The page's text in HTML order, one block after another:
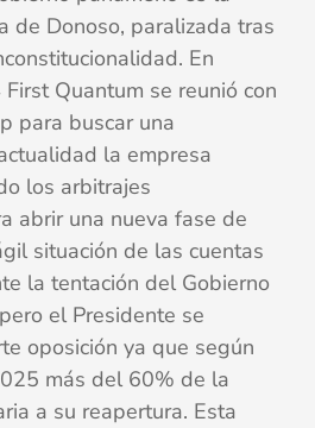
de Donoso, paralizada tras
En
Quantum se reunió con
para buscar una
la empresa
los arbitrajes
abrir una nueva fase de
situación de las cuentas
la tentación del Gobierno
el Presidente se
oposición ya que según
más del 60% de la
a su reapertura. Esta